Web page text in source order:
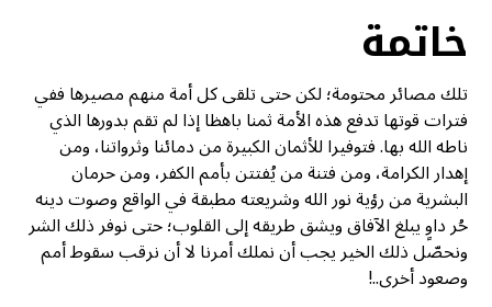
خاتمة
تلك مصائر محتومة؛ لكن حتى تلقى كل أمة منهم مصيرها ففي
فترات قوتها تدفع هذه الأمة ثمنا باهظا إذا لم تقم بدورها الذي
ناطه الله بها. فتوفيرا للأثمان الكبيرة من دمائنا وثرواتنا، ومن
إهدار الكرامة، ومن فتنة من يُفتتن بأمم الكفر، ومن حرمان
البشرية من رؤية نور الله وشريعته مطبقة في الواقع وصوت دينه
حُر داوٍ يبلغ الآفاق ويشق طريقه إلى القلوب؛ حتى نوفر ذلك الشر
ونحصّل ذلك الخير يجب أن نملك أمرنا لا أن نرقب سقوط أمم
وصعود أخرى..!